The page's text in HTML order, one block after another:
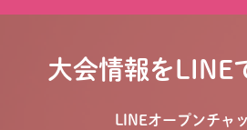
大会情報をLINE
LINEオープンチャ